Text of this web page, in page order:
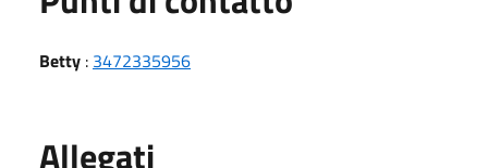
Betty : 3472335956
Allegati